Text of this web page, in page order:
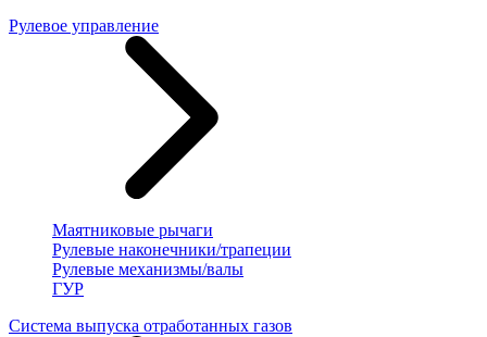
Рулевое управление
Маятниковые рычаги
Рулевые наконечники/трапеции
Рулевые механизмы/валы
ГУР
Система выпуска отработанных газов